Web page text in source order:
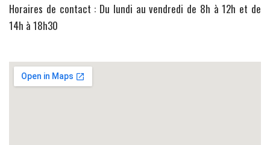
Horaires de contact : Du lundi au vendredi de 8h à 12h et de
14h à 18h30